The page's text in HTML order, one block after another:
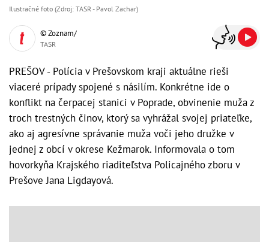
Ilustračné foto (Zdroj: TASR - Pavol Zachar)
© Zoznam/
TASR
PREŠOV - Polícia v Prešovskom kraji aktuálne rieši
viaceré prípady spojené s násilím. Konkrétne ide o
konflikt na čerpacej stanici v Poprade, obvinenie muža z
troch trestných činov, ktorý sa vyhrážal svojej priateľke,
ako aj agresívne správanie muža voči jeho družke v
jednej z obcí v okrese Kežmarok. Informovala o tom
hovorkyňa Krajského riaditeľstva Policajného zboru v
Prešove Jana Ligdayová.